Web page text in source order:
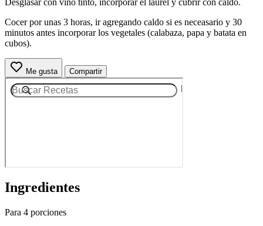
Cocer por unas 3 horas, ir agregando caldo si es neceasario y 30
minutos antes incorporar los vegetales (calabaza, papa y batata en
cubos).
Me gusta Compartir
Ingredientes
Para 4 porciones